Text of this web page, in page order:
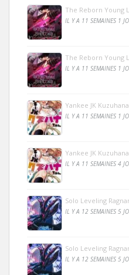
The Reborn Young
IL Y A 11 SEMAINES 1
The Reborn Young
IL Y A 11 SEMAINES 1
Yankee JK
IL Y A 11 SEMAINES 1
Yankee JK
IL Y A 11 SEMAINES 4
Solo Leveling
IL Y A 12 SEMAINES 5
Solo Leveling
IL Y A 12 SEMAINES 5